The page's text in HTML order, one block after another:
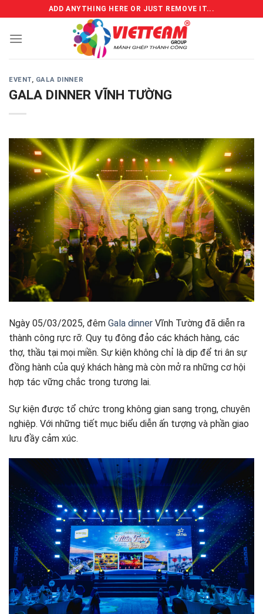
to
content
ADD ANYTHING HERE OR JUST REMOVE IT...
EVENT, GALA DINNER
GALA DINNER VĨNH TƯỜNG
Ngày 05/03/2025, đêm Gala dinner Vĩnh Tường đã diễn ra
thành công rực rỡ. Quy tụ đông đảo các khách hàng, các
thợ, thầu tại mọi miền. Sự kiện không chỉ là dịp để tri ân sự
đồng hành của quý khách hàng mà còn mở ra những cơ hội
hợp tác vững chắc trong tương lai.
Sự kiện được tổ chức trong không gian sang trọng, chuyên
nghiệp. Với những tiết mục biểu diễn ấn tượng và phần giao
lưu đầy cảm xúc.